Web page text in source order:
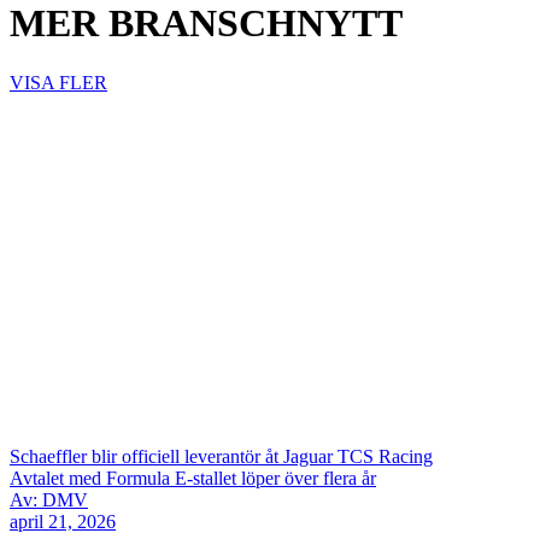
MER BRANSCHNYTT
VISA FLER
Schaeffler blir officiell leverantör åt Jaguar TCS Racing
Avtalet med Formula E-stallet löper över flera år
Av: DMV
april 21, 2026